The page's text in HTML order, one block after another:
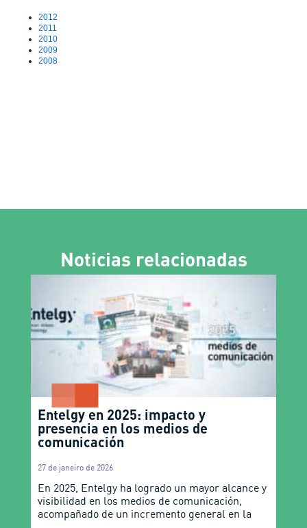
2012
2011
2010
2009
2008
Noticias relacionadas
Entelgy en 2025: impacto y
presencia en los medios de
comunicación
27 de janeiro de 2026
En 2025, Entelgy ha logrado un mayor alcance y
visibilidad en los medios de comunicación,
acompañado de un incremento general en la